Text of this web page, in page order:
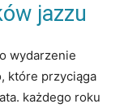
jazzu
wydarzenie
które‍ przyciąga
każdego roku